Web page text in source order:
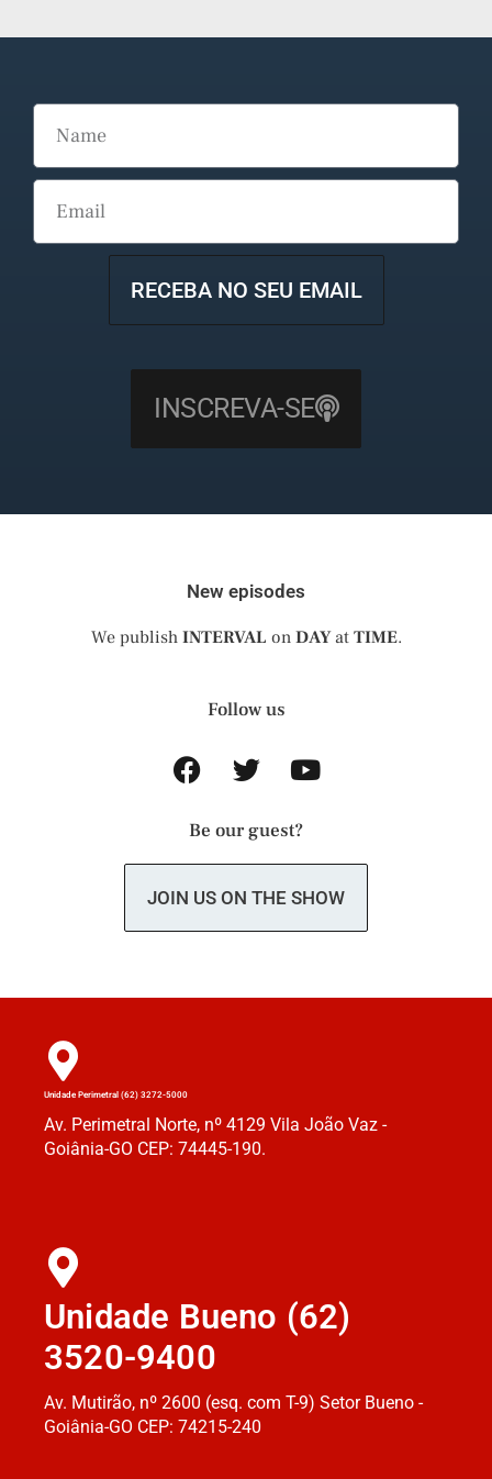
RECEBA NO SEU EMAIL
INSCREVA-SE
New episodes
We publish INTERVAL on DAYat TIME.
Follow us
Be our guest?
JOIN US ON THE SHOW
Unidade Perimetral (62) 3272-5000
Av. Perimetral Norte, nº 4129 Vila João Vaz -
Goiânia-GO CEP: 74445-190.
Unidade Bueno (62)
3520-9400
Av. Mutirão, nº 2600 (esq. com T-9) Setor Bueno -
Goiânia-GO CEP: 74215-240